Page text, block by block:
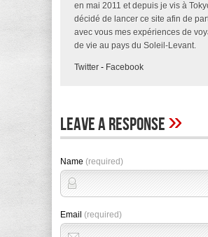
en mai 2011 et depuis je vis à
décidé de lancer ce site afin de
avec vous mes expériences de
de vie au pays du Soleil-Levant.
Twitter - Facebook
Leave A Response»
Name (required)
Email (required)